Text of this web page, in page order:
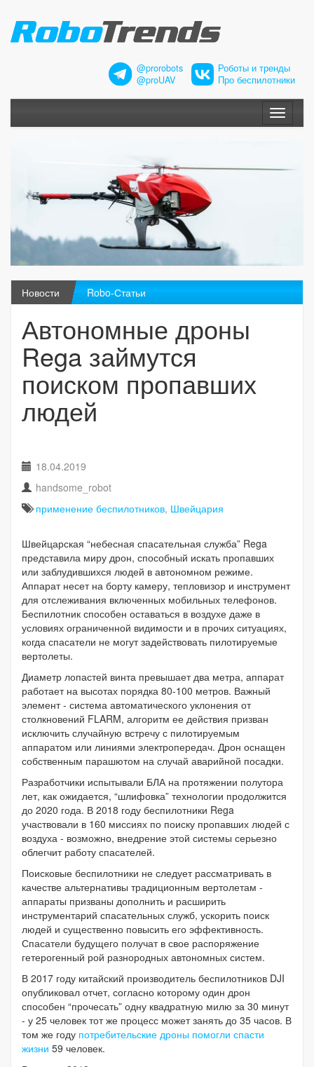
@prorobots
@proUAV
Роботы и тренды
Про беспилотники
Меню
Новости Robo-Статьи
Автономные дроны
Rega займутся
поиском пропавших
людей
18.04.2019
handsome_robot
применение беспилотников, Швейцария
Швейцарская “небесная спасательная служба” Rega
представила миру дрон, способный искать пропавших
или заблудившихся людей в автономном режиме.
Аппарат несет на борту камеру, тепловизор и инструмент
для отслеживания включенных мобильных телефонов.
Беспилотник способен оставаться в воздухе даже в
условиях ограниченной видимости и в прочих ситуациях,
когда спасатели не могут задействовать пилотируемые
вертолеты.
Диаметр лопастей винта превышает два метра, аппарат
работает на высотах порядка 80-100 метров. Важный
элемент - система автоматического уклонения от
столкновений FLARM, алгоритм ее действия призван
исключить случайную встречу с пилотируемым
аппаратом или линиями электропередач. Дрон оснащен
собственным парашютом на случай аварийной посадки.
Разработчики испытывали БЛА на протяжении полутора
лет, как ожидается, “шлифовка” технологии продолжится
до 2020 года. В 2018 году беспилотники Rega
участвовали в 160 миссиях по поиску пропавших людей с
воздуха - возможно, внедрение этой системы серьезно
облегчит работу спасателей.
Поисковые беспилотники не следует рассматривать в
качестве альтернативы традиционным вертолетам -
аппараты призваны дополнить и расширить
инструментарий спасательных служб, ускорить поиск
людей и существенно повысить его эффективность.
Спасатели будущего получат в свое распоряжение
гетерогенный рой разнородных автономных систем.
В 2017 году китайский производитель беспилотников DJI
опубликовал отчет, согласно которому один дрон
способен “прочесать” одну квадратную милю за 30 минут
- у 25 человек тот же процесс может занять до 35 часов. В
том же году потребительские дроны помогли спасти
жизни 59 человек.